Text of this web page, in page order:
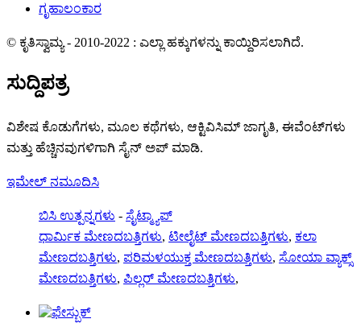
ಗೃಹಾಲಂಕಾರ
© ಕೃತಿಸ್ವಾಮ್ಯ - 2010-2022 : ಎಲ್ಲಾ ಹಕ್ಕುಗಳನ್ನು ಕಾಯ್ದಿರಿಸಲಾಗಿದೆ.
ಸುದ್ದಿಪತ್ರ
ವಿಶೇಷ ಕೊಡುಗೆಗಳು, ಮೂಲ ಕಥೆಗಳು, ಆಕ್ಟಿವಿಸಿಮ್ ಜಾಗೃತಿ, ಈವೆಂಟ್‌ಗಳು
ಮತ್ತು ಹೆಚ್ಚಿನವುಗಳಿಗಾಗಿ ಸೈನ್ ಅಪ್ ಮಾಡಿ.
ಇಮೇಲ್ ನಮೂದಿಸಿ
ಬಿಸಿ ಉತ್ಪನ್ನಗಳು - ಸೈಟ್ಮ್ಯಾಪ್
ಧಾರ್ಮಿಕ ಮೇಣದಬತ್ತಿಗಳು, ಟೀಲೈಟ್ ಮೇಣದಬತ್ತಿಗಳು, ಕಲಾ
ಮೇಣದಬತ್ತಿಗಳು, ಪರಿಮಳಯುಕ್ತ ಮೇಣದಬತ್ತಿಗಳು, ಸೋಯಾ ವ್ಯಾಕ್ಸ್
ಮೇಣದಬತ್ತಿಗಳು, ಪಿಲ್ಲರ್ ಮೇಣದಬತ್ತಿಗಳು,